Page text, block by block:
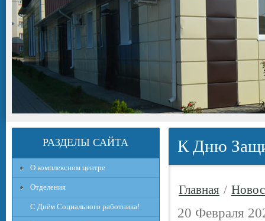
РАЗДЕЛЫ САЙТА
О комплексном центре
Отделения
С Днём Социального работника!
К Дню
Главная /
20 Февраля